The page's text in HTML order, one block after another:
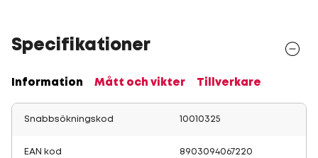
Specifikationer
Information Mått och vikter Tillverkare
Snabbsökningskod 10010325
EAN kod 8903094067220